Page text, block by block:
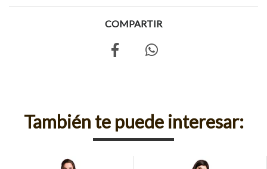
COMPARTIR
También te puede interesar: